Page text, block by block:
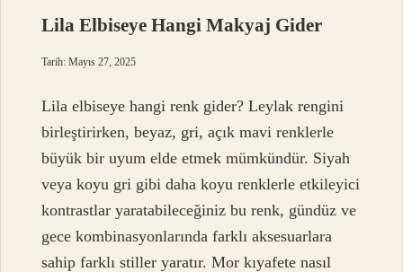
Lila Elbiseye Hangi Makyaj Gider
Tarih: Mayıs 27, 2025
Lila elbiseye hangi renk gider? Leylak rengini
birleştirirken, beyaz, gri, açık mavi renklerle
büyük bir uyum elde etmek mümkündür. Siyah
veya koyu gri gibi daha koyu renklerle etkileyici
kontrastlar yaratabileceğiniz bu renk, gündüz ve
gece kombinasyonlarında farklı aksesuarlara
sahip farklı stiller yaratır. Mor kıyafete nasıl